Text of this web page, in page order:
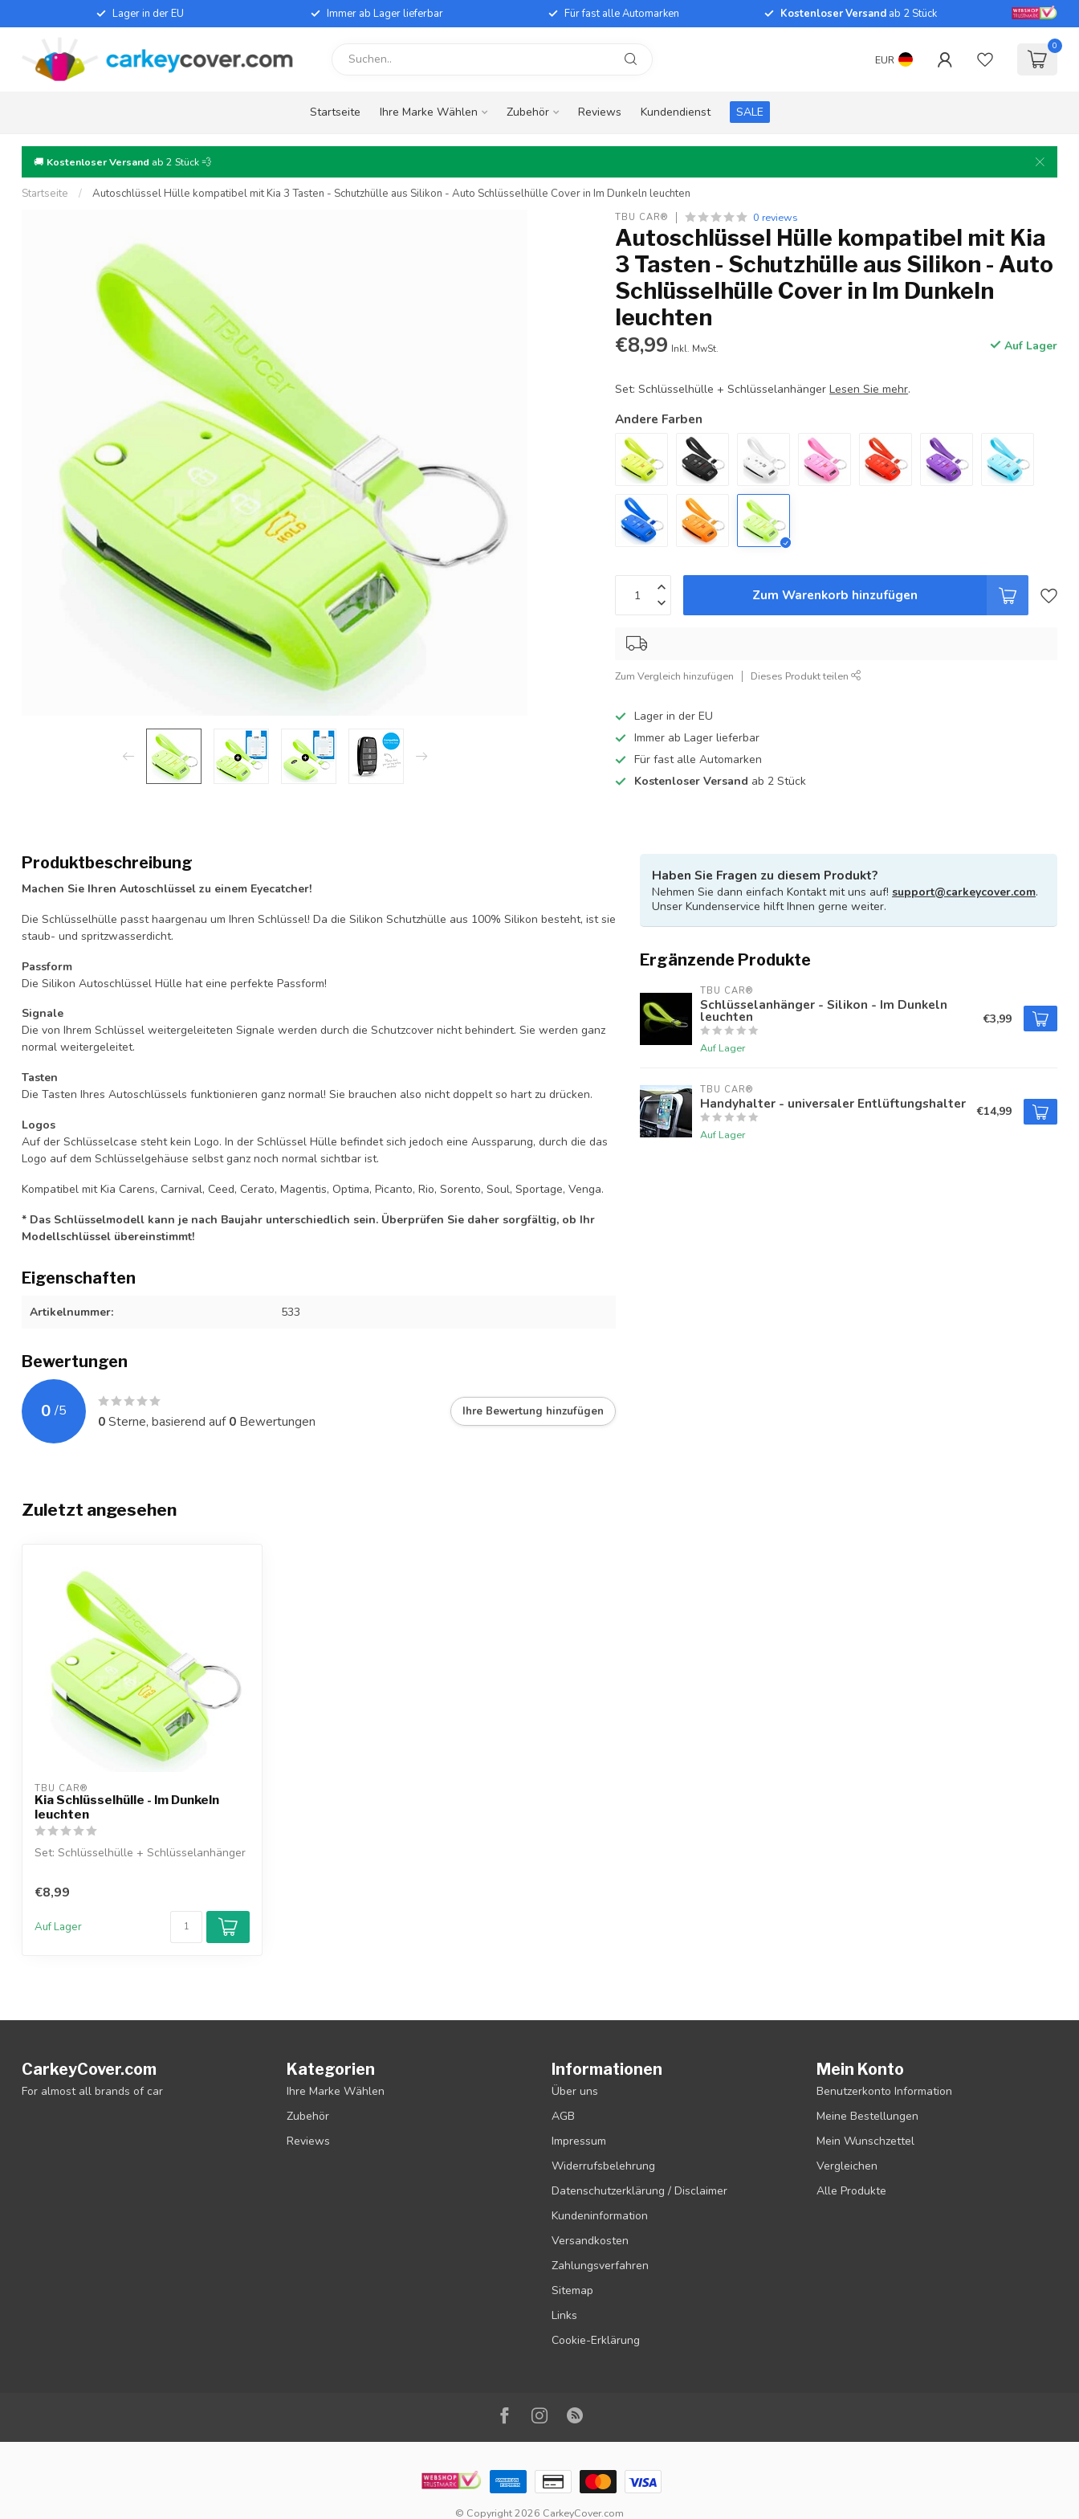
Lager in der EU Immer ab Lager lieferbar Für fast alle Automarken Kostenloser Versand ab 2 Stück
EUR
0
Startseite Ihre Marke Wählen Zubehör Reviews Kundendienst SALE
🚚 Kostenloser Versand ab 2 Stück 💨
Startseite / Autoschlüssel Hülle kompatibel mit Kia 3 Tasten - Schutzhülle aus Silikon - Auto Schlüsselhülle Cover in Im Dunkeln leuchten
TBU CAR® 0 reviews
Autoschlüssel Hülle kompatibel mit Kia
3 Tasten - Schutzhülle aus Silikon - Auto
Schlüsselhülle Cover in Im Dunkeln
leuchten
€8,99 Inkl. MwSt. Auf Lager
Set: Schlüsselhülle + SchlüsselanhängerLesen Sie mehr.
Andere Farben
Zum Warenkorb hinzufügen
Zum Vergleich hinzufügen Dieses Produkt teilen
Lager in der EU
Immer ab Lager lieferbar
Für fast alle Automarken
Kostenloser Versand ab 2 Stück
Produktbeschreibung
Machen Sie Ihren Autoschlüssel zu einem Eyecatcher!
Die Schlüsselhülle passt haargenau um Ihren Schlüssel! Da die Silikon Schutzhülle aus 100% Silikon besteht, ist sie
staub- und spritzwasserdicht.
Passform
Die Silikon Autoschlüssel Hülle hat eine perfekte Passform!
Signale
Die von Ihrem Schlüssel weitergeleiteten Signale werden durch die Schutzcover nicht behindert. Sie werden ganz
normal weitergeleitet.
Tasten
Die Tasten Ihres Autoschlüssels funktionieren ganz normal! Sie brauchen also nicht doppelt so hart zu drücken.
Logos
Auf der Schlüsselcase steht kein Logo. In der Schlüssel Hülle befindet sich jedoch eine Aussparung, durch die das
Logo auf dem Schlüsselgehäuse selbst ganz noch normal sichtbar ist.
Kompatibel mit Kia Carens, Carnival, Ceed, Cerato, Magentis, Optima, Picanto, Rio, Sorento, Soul, Sportage, Venga.
* Das Schlüsselmodell kann je nach Baujahr unterschiedlich sein. Überprüfen Sie daher sorgfältig, ob Ihr
Modellschlüssel übereinstimmt!
Eigenschaften
Artikelnummer: 533
Bewertungen
0 /5
0Sterne, basierend auf0 Bewertungen
Ihre Bewertung hinzufügen
Haben Sie Fragen zu diesem Produkt?
Nehmen Sie dann einfach Kontakt mit uns auf! support@carkeycover.com.
Unser Kundenservice hilft Ihnen gerne weiter.
Ergänzende Produkte
TBU CAR®
Schlüsselanhänger - Silikon - Im Dunkeln
leuchten
Auf Lager
€3,99
TBU CAR®
Handyhalter - universaler Entlüftungshalter
Auf Lager
€14,99
Zuletzt angesehen
TBU CAR®
Kia Schlüsselhülle - Im Dunkeln
leuchten
Set: Schlüsselhülle + Schlüsselanhänger
€8,99
Auf Lager
CarkeyCover.com
For almost all brands of car
Kategorien
Ihre Marke Wählen
Zubehör
Reviews
Informationen
Über uns
AGB
Impressum
Widerrufsbelehrung
Datenschutzerklärung / Disclaimer
Kundeninformation
Versandkosten
Zahlungsverfahren
Sitemap
Links
Cookie-Erklärung
Mein Konto
Benutzerkonto Information
Meine Bestellungen
Mein Wunschzettel
Vergleichen
Alle Produkte
© Copyright 2026 CarkeyCover.com